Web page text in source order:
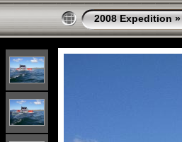
2008 Expedition »